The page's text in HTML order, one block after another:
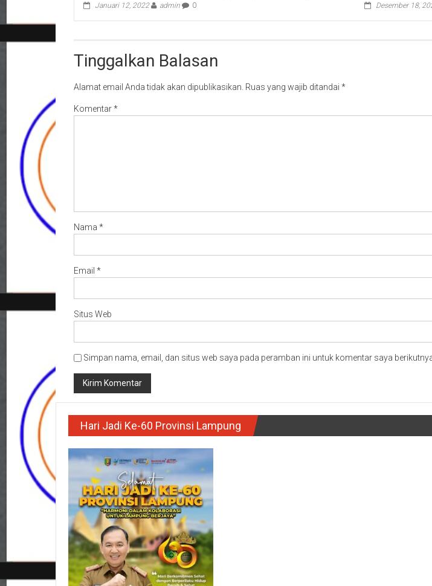
Januari 12, 2022 admin 0 Desember 18,
Tinggalkan Balasan
Alamat email Anda tidak akan dipublikasikan. Ruas yang wajib ditandai *
Komentar*
Nama *
Email *
Situs Web
Simpan nama, email, dan situs web saya pada peramban ini untuk komentar saya
Hari Jadi Ke-60 Provinsi Lampung